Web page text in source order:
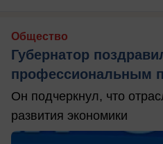
Общество
Губернатор
профессиональным
Он подчеркнул, что
развития экономики